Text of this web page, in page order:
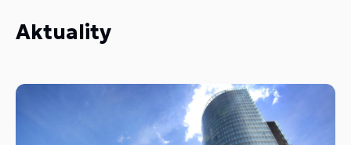
Aktuality